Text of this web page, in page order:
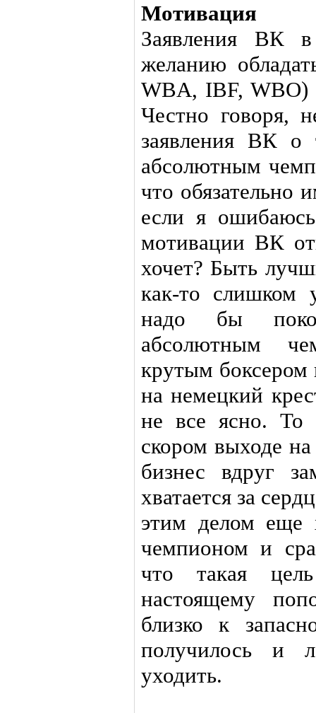
Мотивация
Заявления ВК
желанию
WBA, IBF, WBO)
Честно говоря,
заявления ВК о
абсолютным
что обязательно
если я
мотивации ВК
хочет? Быть
как-то
надо бы
абсолютным
крутым боксером
на немецкий
не все ясно. То
скором выходе
бизнес вдруг
хватается за
этим делом еще
чемпионом и
что такая
настоящему
близко к
получилось и
уходить.